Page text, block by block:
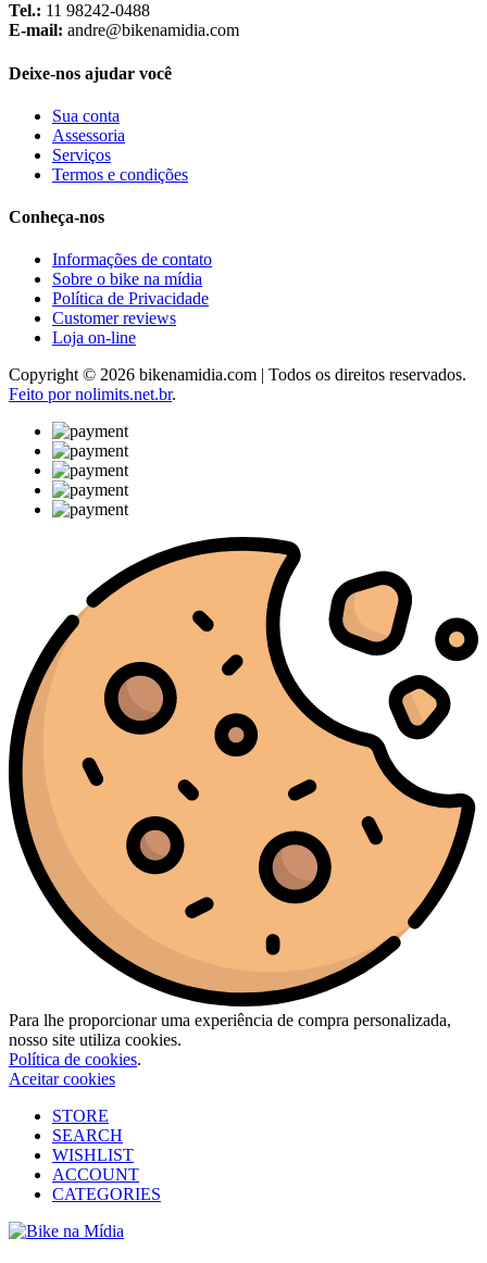
Tel.: 11 98242-0488
E-mail: andre@bikenamidia.com
Deixe-nos ajudar você
Sua conta
Assessoria
Serviços
Termos e condições
Conheça-nos
Informações de contato
Sobre o bike na mídia
Política de Privacidade
Customer reviews
Loja on-line
Copyright © 2026 bikenamidia.com | Todos os direitos reservados.
Feito por nolimits.net.br.
Para lhe proporcionar uma experiência de compra personalizada,
nosso site utiliza cookies.
Política de cookies.
Aceitar cookies
STORE
SEARCH
WISHLIST
ACCOUNT
CATEGORIES